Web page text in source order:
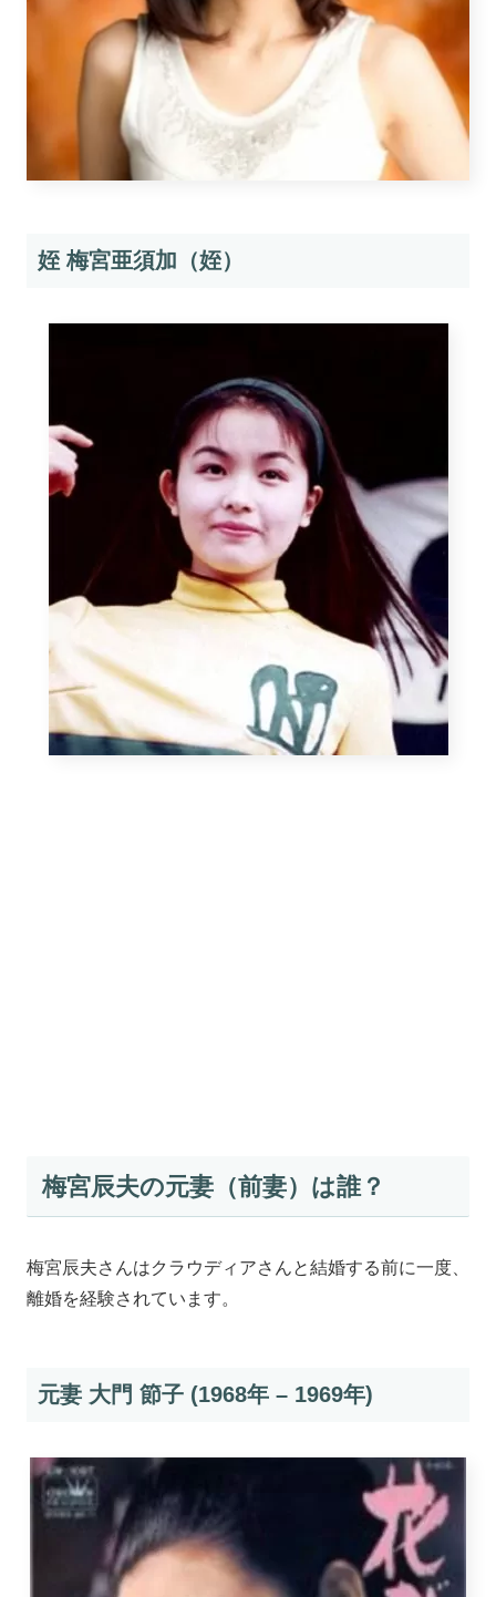
姪 梅宮亜須加（姪）
梅宮辰夫の元妻（前妻）は誰？
梅宮辰夫さんはクラウディアさんと結婚する前に一度、
離婚を経験されています。
元妻 大門 節子 (1968年 – 1969年)